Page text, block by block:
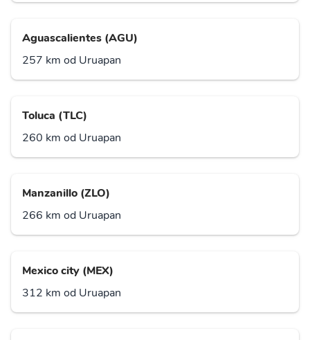
Aguascalientes (AGU)
257 km od Uruapan
Toluca (TLC)
260 km od Uruapan
Manzanillo (ZLO)
266 km od Uruapan
Mexico city (MEX)
312 km od Uruapan